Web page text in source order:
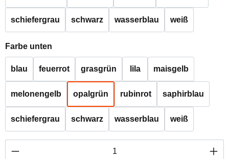
schiefergrau schwarz wasserblau weiß
Farbe unten
blau feuerrot grasgrün lila maisgelb
melonengelb opalgrün rubinrot saphirblau
schiefergrau schwarz wasserblau weiß
Produkt Anzahl: Gib den gewünschten